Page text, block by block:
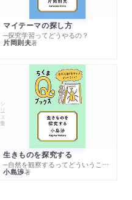
マイテーマの探し方
─探究学習ってどうやるの？
片岡則夫著
シリーズ・全集
生きものを探究する
─自然を観察するってどういうこと？
小島渉著